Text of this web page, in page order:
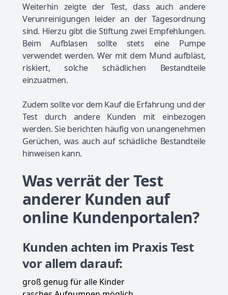
Weiterhin zeigte der Test, dass auch andere
Verunreinigungen leider an der Tagesordnung
sind. Hierzu gibt die Stiftung zwei Empfehlungen.
Beim Aufblasen sollte stets eine Pumpe
verwendet werden. Wer mit dem Mund aufbläst,
riskiert, solche schädlichen Bestandteile
einzuatmen.
Zudem sollte vor dem Kauf die Erfahrung und der
Test durch andere Kunden mit einbezogen
werden. Sie berichten häufig von unangenehmen
Gerüchen, was auch auf schädliche Bestandteile
hinweisen kann.
Was verrät der Test
anderer Kunden auf
online Kundenportalen?
Kunden achten im Praxis Test
vor allem darauf:
groß genug für alle Kinder